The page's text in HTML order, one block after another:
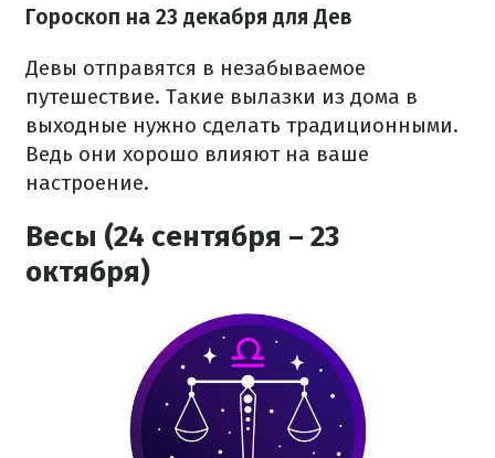
Гороскоп на 23 декабря для Дев
Девы отправятся в незабываемое
путешествие. Такие вылазки из дома в
выходные нужно сделать традиционными.
Ведь они хорошо влияют на ваше
настроение.
Весы (24 сентября – 23
октября)